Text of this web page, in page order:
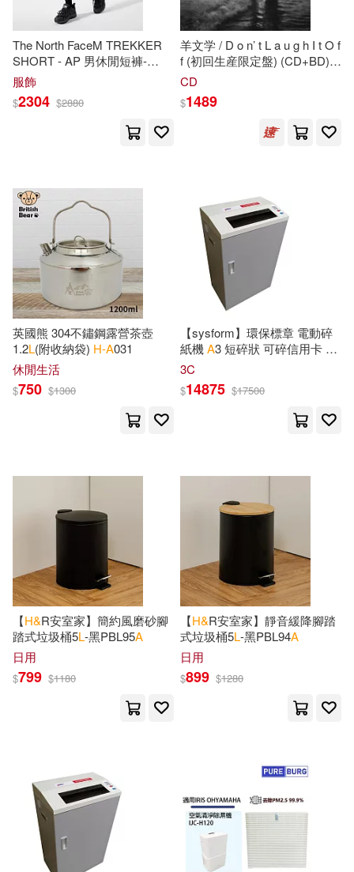
Johnson(461) A.(442)
W. H.(438) James H.(425)
M. L.(418) Brown(417)
Robert H.(405) Thomas(405)
M.D.(400)
R. L.(389) J. H.(385)
H. a.(340) James(338)
Williams(337)
Wilson(326)
Miller(312) Michael L.(311)
L. T.(304) Jackson(296)
C. L.(293) Davis(288)
Michael H.(268)
Mencken(257)
W H Freeman & Co(463)
Cengage Learning(328)
warner music(299)
Lippincott Williams & Wilkins(296)
Createspace Independent Pub(24
0)
Oxford Univ Pr(203)
Elsevier Science Health Science di
v(199)
West Group(189)
Linfair Records Limited(179)
Springer Verlag(177)
Edwin Mellen Pr(166)
McGraw-Hill(160)
Addison-Wesley(157)
可新加坡店取(96338)
可菲律賓店取(97443)
一個月內上市新品(722)
本週上市新品(32)
電子書 (可複選)
適合手機平板閱讀(177)
適合平板閱讀(98)
作者/演唱/譯/編/繪(9)
價格
範圍
The North FaceM TREKKER
SHORT - AP 男休閒短褲-
NF0A
服飾
$2304 $2880
羊文学 / D o n’ t L a u g h I t O f
f (初回生産限定盤) (CD+BD)
(Hitsujibungaku / D o n’ t L a u
(CD+BD))
CD
$1489
英國熊 304不鏽鋼露營茶壺
1.2L(附收納袋) H-A031
休閒生活
$750 $1300
【sysform】環保標章 電動碎
紙機A3 短碎狀 可碎信用卡 光
碟片 65
3C
$14875 $17500
【H&R安室家】簡約風磨砂腳
踏式垃圾桶5L-黑PBL95A
日用
$799 $1180
【H&R安室家】靜音緩降腳踏
式垃圾桶5L-黑PBL94A
日用
$899 $1280